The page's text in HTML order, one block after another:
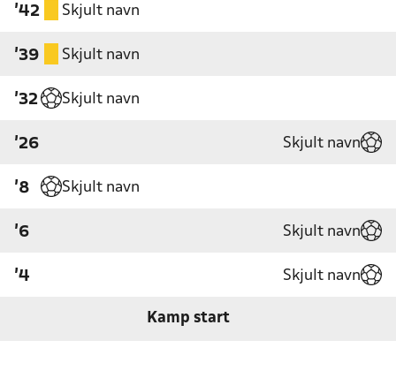
'42 Skjult navn
'39 Skjult navn
'32 Skjult navn
'26 Skjult navn
'8 Skjult navn
'6 Skjult navn
'4 Skjult navn
Kamp start